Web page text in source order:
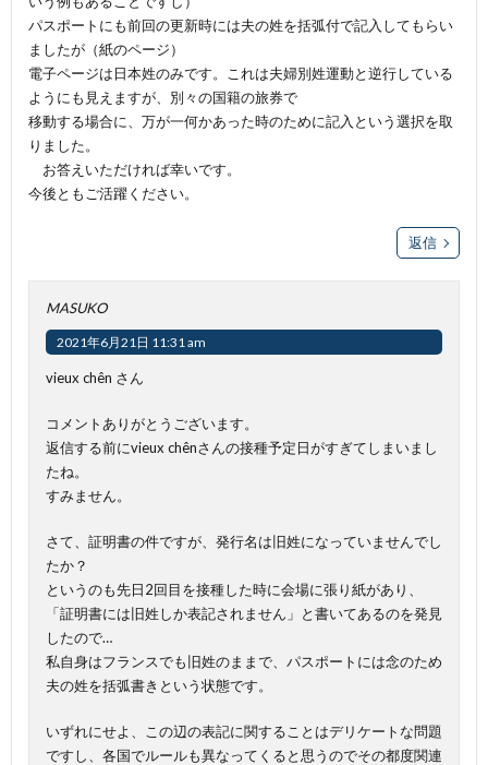
パスポートにも前回の更新時には夫の姓を括弧付で記入してもらい
ましたが（紙のページ）
電子ページは日本姓のみです。これは夫婦別姓運動と逆行している
ようにも見えますが、別々の国籍の旅券で
移動する場合に、万が一何かあった時のために記入という選択を取
りました。
お答えいただければ幸いです。
今後ともご活躍ください。
返信
MASUKO
2021年6月21日 11:31 am
vieux chên さん
コメントありがとうございます。
返信する前にvieux chênさんの接種予定日がすぎてしまいまし
たね。
すみません。
さて、証明書の件ですが、発行名は旧姓になっていませんでし
たか？
というのも先日2回目を接種した時に会場に張り紙があり、
「証明書には旧姓しか表記されません」と書いてあるのを発見
したので…
私自身はフランスでも旧姓のままで、パスポートには念のため
夫の姓を括弧書きという状態です。
いずれにせよ、この辺の表記に関することはデリケートな問題
ですし、各国でルールも異なってくると思うのでその都度関連